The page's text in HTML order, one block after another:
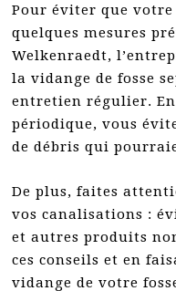
Pour éviter que votre
quelques mesures
Welkenraedt,
la vidange de fosse
entretien régulier.
périodique, vous
de débris qui
De plus, faites
vos canalisations :
et autres produits
ces conseils et en
vidange de votre